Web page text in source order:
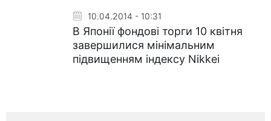
10.04.2014 - 10:31
В Японії фондові торги 10 квітня
завершилися мінімальним
підвищенням індексу Nikkei